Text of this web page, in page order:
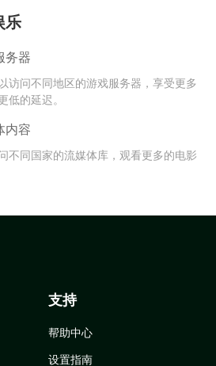
乐
务器
访问不同地区的游戏服务器，享受更多
低的延迟。
内容
不同国家的流媒体库，观看更多的电影
支持
帮助中心
设置指南